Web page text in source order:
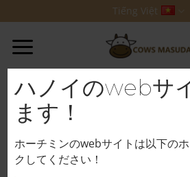
qua
nội
dung
Tiếng Việt
ハノイのwebサ
ます！
ホーチミンのwebサイトは以下の
クしてください！